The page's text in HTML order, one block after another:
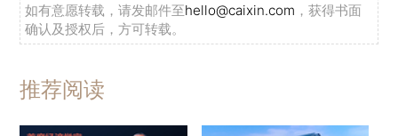
如有意愿转载，请发邮件至hello@caixin.com ，获得书面
确认及授权后，方可转载。
推荐阅读